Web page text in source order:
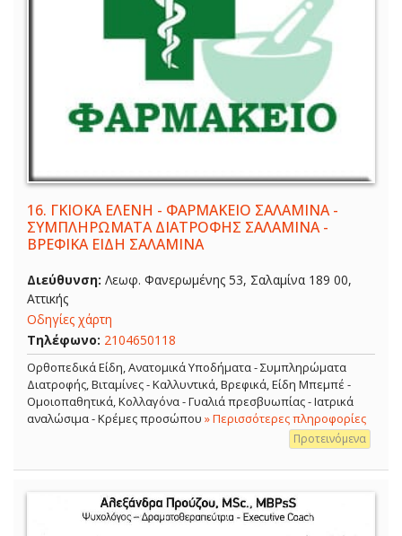
16. ΓΚΙΟΚΑ ΕΛΕΝΗ - ΦΑΡΜΑΚΕΙΟ ΣΑΛΑΜΙΝΑ -
ΣΥΜΠΛΗΡΩΜΑΤΑ ΔΙΑΤΡΟΦΗΣ ΣΑΛΑΜΙΝΑ -
ΒΡΕΦΙΚΑ ΕΙΔΗ ΣΑΛΑΜΙΝΑ
Διεύθυνση: Λεωφ. Φανερωμένης 53, Σαλαμίνα 189 00,
Αττικής
Οδηγίες χάρτη
Τηλέφωνο: 2104650118
Ορθοπεδικά Είδη, Ανατομικά Υποδήματα - Συμπληρώματα
Διατροφής, Βιταμίνες - Καλλυντικά, Βρεφικά, Είδη Μπεμπέ -
Ομοιοπαθητικά, Κολλαγόνα - Γυαλιά πρεσβυωπίας - Ιατρικά
αναλώσιμα - Κρέμες προσώπου » Περισσότερες πληροφορίες
Προτεινόμενα